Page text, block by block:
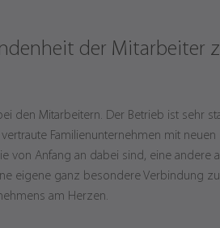
der Mitarbeiter
den Mitarbeitern. Der Betrieb ist sehr
Familienunternehmen mit
von Anfang an dabei sind, eine andere
eigene ganz besondere Verbindung
am Herzen.